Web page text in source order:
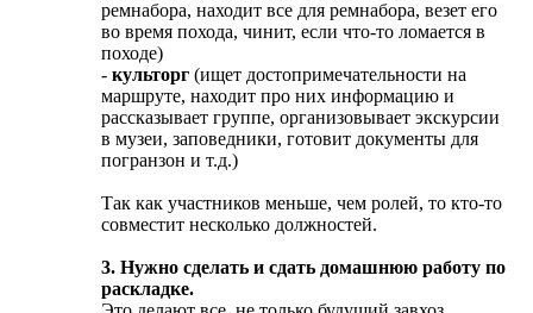
ремнабора, находит все для ремнабора, везет его
во время похода, чинит, если что-то ломается в
походе)
- культорг (ищет достопримечательности на
маршруте, находит про них информацию и
рассказывает группе, организовывает экскурсии
в музеи, заповедники, готовит документы для
погранзон и т.д.)
Так как участников меньше, чем ролей, то кто-то
совместит несколько должностей.
3. Нужно сделать и сдать домашнюю работу по
раскладке.